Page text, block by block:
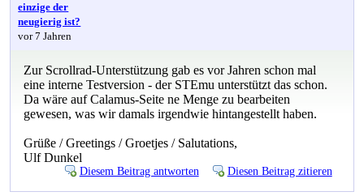
einzige der
neugierig ist?
vor 7 Jahren
Zur Scrollrad-Unterstützung gab es vor Jahren schon mal
eine interne Testversion - der STEmu unterstützt das schon.
Da wäre auf Calamus-Seite ne Menge zu bearbeiten
gewesen, was wir damals irgendwie hintangestellt haben.
Grüße / Greetings / Groetjes / Salutations,
Ulf Dunkel
Diesem Beitrag antworten Diesen Beitrag zitieren